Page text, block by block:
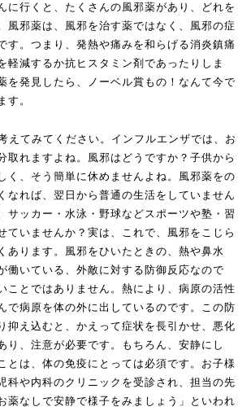
に行くと、たくさんの風邪薬があり、どれを
風邪薬は、風邪を治す薬ではなく、風邪の症
す。つまり、発熱や痛みを和らげる消炎鎮痛
軽減するか抗ヒスタミン剤であったりしま
を発見したら、ノーベル賞もの！なんて今で
す。
てみてください。インフルエンザでは、お
取れますよね。風邪はどうですか？子供から
く、そう簡単に休めませんよね。風邪薬をの
なれば、翌日から普通の生活をしていません
サッカー・水泳・野球などスポーツや塾・習
ていませんか？実は、これで、風邪をこじら
あります。風邪をひいたときの、熱や鼻水
働いている、外敵に対する防御反応なので
ことではありません。熱により、病原の活性
で病原を体の外に出しているのです。この防
抑え込むと、かえって症状を長引かせ、悪化
り、注意が必要です。もちろん、安静にし
とは、体の免疫にとっては必須です。お子様
科や内科のクリニックを受診され、担当の先
薬なしで安静で様子をみましょう」といわれ